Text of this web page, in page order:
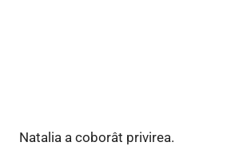
Natalia a coborât privirea.